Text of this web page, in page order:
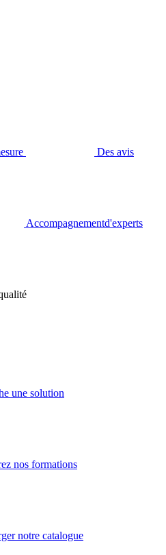
Des avis
Accompagnementd'experts
une solution
nos formations
notre catalogue